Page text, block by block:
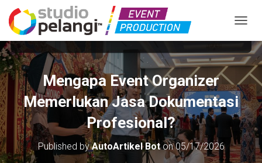
Mengapa Event Organizer
Memerlukan Jasa Dokumentasi
Profesional?
Published byAutoArtikel Boton05/17/2026